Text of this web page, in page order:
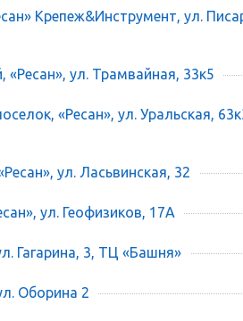
Крепеж&Инструмент, ул.
ул. Трамвайная, 33к5
«Ресан», ул. Уральская,
ул. Ласьвинская, 32
ул. Геофизиков, 17А
Гагарина, 3, ТЦ «Башня»
Оборина 2